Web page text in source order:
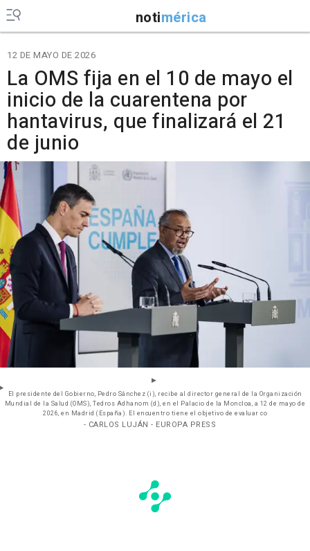
notimérica
12 DE MAYO DE 2026
La OMS fija en el 10 de mayo el
inicio de la cuarentena por
hantavirus, que finalizará el 21
de junio
El presidente del Gobierno, Pedro Sánchez (i), recibe al director general de la Organización
Mundial de la Salud (OMS), Tedros Adhanom (d), en el Palacio de la Moncloa, a 12 de mayo de
2026, en Madrid (España). El encuentro tiene el objetivo de evaluar co
- CARLOS LUJÁN - EUROPA PRESS